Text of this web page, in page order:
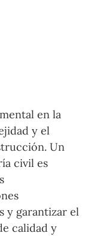
en la
y el
Un
civil es
y garantizar el
calidad y